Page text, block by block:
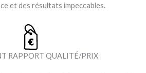
et des résultats impeccables.
RAPPORT QUALITÉ/PRIX